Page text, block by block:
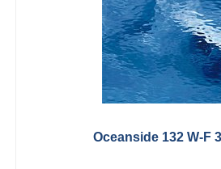
Oceanside 132 W-F